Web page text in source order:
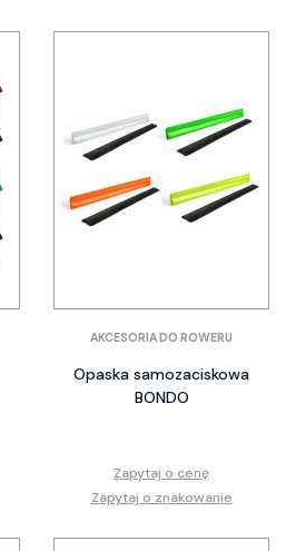
AKCESORIA DO ROWERU
Opaska samozaciskowa
BONDO
Zapytaj o cenę
Zapytaj o znakowanie